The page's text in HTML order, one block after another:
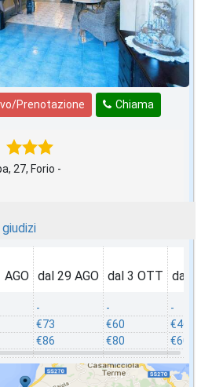
Chiama
Prenotazione
27, Forio -
giudizi
AGO dal 29 AGO
-
€73
€86
dal 3 OTT
-
€60
€80
dal 8
-
€46
€60